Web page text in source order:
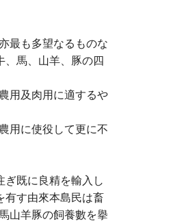
最も多望なるものな
馬、山羊、豚の四
用及肉用に適するや
用に使役して更に不
既に良精を輸入し
有す由來本島民は畜
山羊豚の飼養數を擧